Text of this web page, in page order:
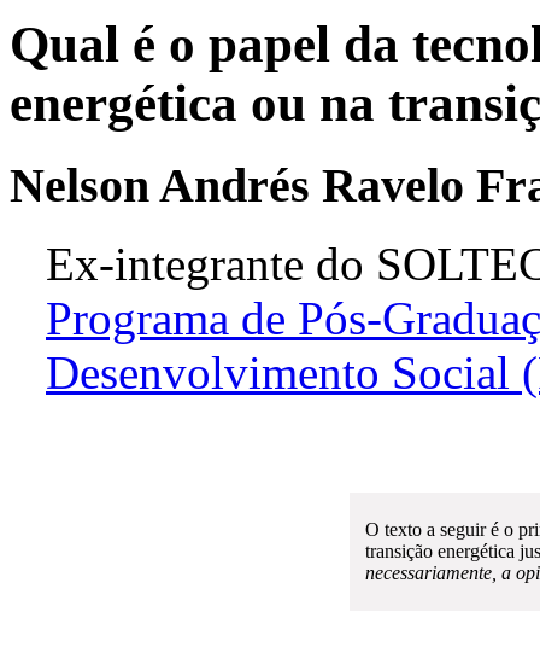
Qual é o papel da
energética ou na
Nelson Andrés Ravelo
Ex-integrante do
Programa de Pós-
Desenvolvimento Social
O texto a seguir é o
transição energética
necessariamente, a